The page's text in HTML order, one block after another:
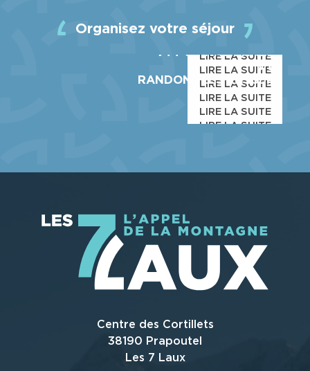
Organisez votre séjour
LIRE LA SUITE
ACTIVITÉS
LIRE LA SUITE
COMMERCES & SERVICES
LIRE LA SUITE
VTT & RANDONNÉES
LIRE LA SUITE
VTT
LIRE LA SUITE
RANDONNÉES EN ISERE
LIRE LA SUITE
Centre des Cortillets
38190 Prapoutel
Les 7 Laux